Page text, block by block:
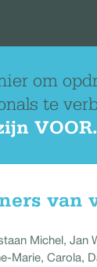
om
te
VOOR.
van
Michel, Jan
Marie, Carola,